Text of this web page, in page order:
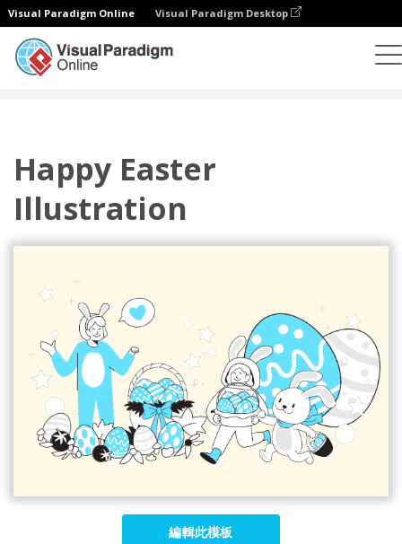
Visual Paradigm Online Visual Paradigm Desktop
Happy Easter
Illustration
編輯此模板